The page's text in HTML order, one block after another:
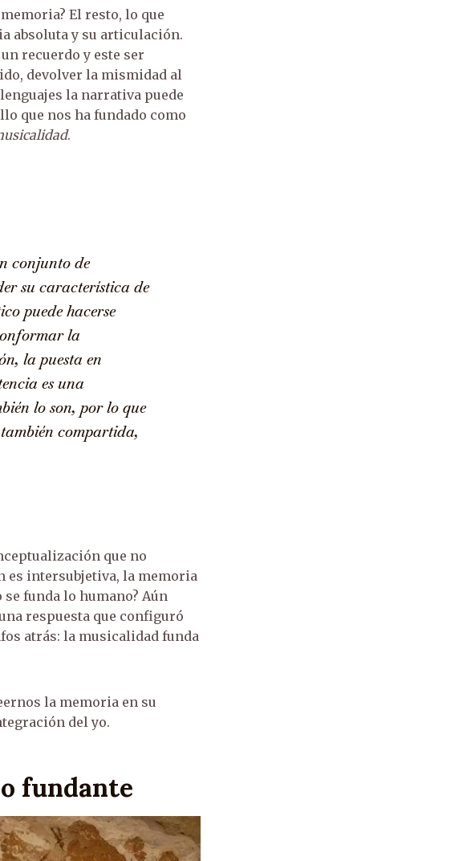
El resto, lo que
absoluta y su articulación.
recuerdo y este ser
devolver la mismidad al
la narrativa puede
que nos ha fundado como
.
conjunto de
su característica de
puede hacerse
la
la puesta en
es una
lo son, por lo que
compartida,
que no
es intersubjetiva, la memoria
funda lo humano? Aún
respuesta que configuró
atrás: la musicalidad funda
la memoria en su
del yo.
fundante